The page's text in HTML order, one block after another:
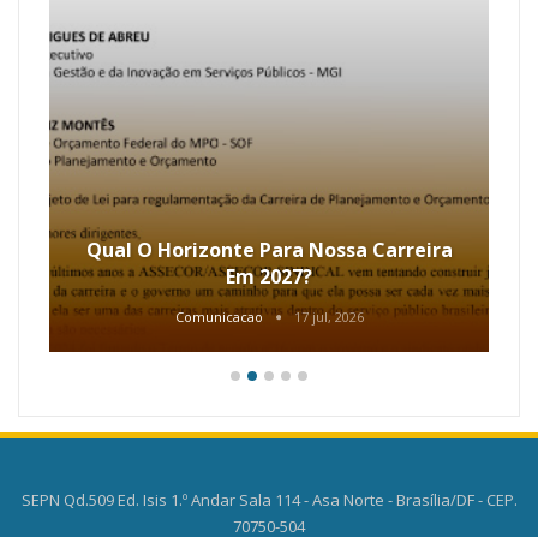
Qual O Horizonte Para Nossa Carreira
Em 2027?
Comunicacao 17 jul, 2026
SEPN Qd.509 Ed. Isis 1.º Andar Sala 114 - Asa Norte - Brasília/DF - CEP.
70750-504